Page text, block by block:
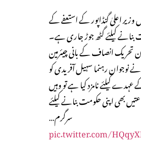
وزیر اعلیٰ گنڈاپور کے استعفے کے
بنانے کیلئے گٹھ جوڑ جاری ہے۔
تحریک انصاف کے بانی چیئرمین
نوجوان رہنما سہیل آفریدی کو
عہدے کیلئے نامزد کیا ہے تو وہیں
بھی اپنی حکومت بنانے کیلئے
سرگرم…
pic.twitter.com/